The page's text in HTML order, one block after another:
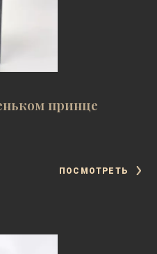
принце
ПОСМОТРЕТЬ